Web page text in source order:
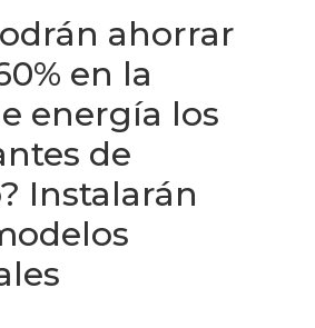
ahorrar
en la
energía los
de
Instalarán